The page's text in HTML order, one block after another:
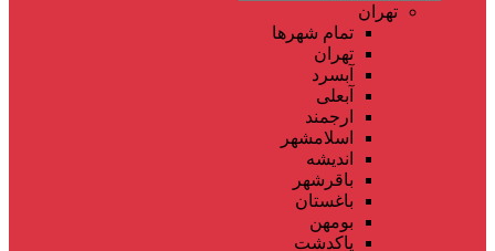
تهران
تمام شهر‌ها
تهران
آبسرد
آبعلی
ارجمند
اسلامشهر
اندیشه
باقرشهر
باغستان
بومهن
پاکدشت